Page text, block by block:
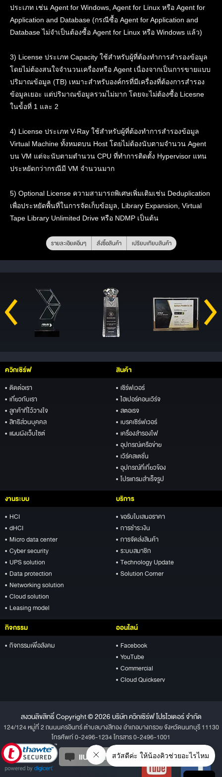
ประเภท เช่น Agent for Windows, Agent for Linux หรือ Agent for
Application and Database (กรณีซื้อ Agent for Application and
Database ไม่จำเป็นต้องซื้อ Agent for Linux หรือ Windows แล้ว)
3) License ประเภท Capacity ใช้สำหรับผู้ที่ต้องทำการสำรองข้อมูล
โดยไม่ต้องสนใจจำนวนเครื่องหรือ Agent เนื่องจากเป็นการขายแบบ
ปริมาณข้อมูล (TB) เหมาะสำหรับองค์กรที่มีเครื่องที่ต้องการสำรอง
ข้อมูลเยอะ แต่ปริมาณข้อมูลรวมไม่มาก โดยจะไม่ต้องซื้อ Licesne
ในข้้อที่ 1 และ 2
4) License ประเภท V-Ray ใช้สำหรับผู้ที่ต้องทำการสำรองข้อมูล
Virtual Machine ทั้งหมดบน Host โดยไม่ต้องนับตามจำนวน Agent
บน VM แต่จะนับตามตำนวน CPU ที่ทำการติดตั้ง Hypervisor แทน
ประหยัดกว่ากรณีมี VM จำนวนมาก
5) Optional License ความสามารถพิเศษเพิ่มเติมเช่น Deduplication
เพื่อประหยัดพื้นที่ในการจัดเก็บข้อมูล, Library Expansion, Virtual
Tape Library Unlimited Drive หรือ NDMP เป็นต้น
รายละเอียดอื่นๆ สั่งซื้อสินค้า เปรียบเทียบสินค้า
ควิกเซิร์ฟ
• ติดต่อเรา
• เกี่ยวกับเรา
• ลูกค้าที่ไว้วางใจ
• สิทธิส่วนบุคคล
• แผนผังเว็บไซต์
สินค้า
• เซิร์ฟเวอร์
• ไฮเปอร์คอนเวิร์จ
• สตอเรจ
• เบรคเซิร์ฟเวอร์
• เครื่องสำรองไฟ
• อุปกรณ์เครือข่าย
• เวิร์คสเตชั่น
• อุปกรณ์ที่เกี่ยวข้อง
• โปรแกรมสำเร็จรูป
งานระบบ
• HCI
• dHCI
• Micro data center
• Cyber security
• UPS solution
• Data protection
• Networking solution
• Cloud solution
• Leasing model
บริการ
• ขอรับใบเสนอราคา
• การชำระเงิน
• การจัดส่งสินค้า
• ระบบสมาชิก
• Technology Update
• Solution Corner
กิจกรรม
• กิจกรรมเพื่อสังคม
ออนไลน์
• Facebook
• YouTube
• Commercial
• Cloud Quickserv
สงวนลิขสิทธิ์ Copyright © 2026 บริษัท ควิกเซิร์ฟ โปรไวเดอร์ จำกัด
124/124 หมู่ที่ 2 ถนนนครอินทร์ ตำบลบางสีทอง อำเภอบางกรวย จังหวัดนนทบุรี 11130
โทรศัพท์ 0-2496-1234 โทรสาร 0-2496-1001